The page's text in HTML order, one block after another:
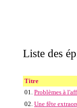
Liste des
Titre
01. Problèmes à
02. Une fête